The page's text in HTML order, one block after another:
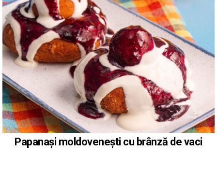
Papanași moldovenești cu brânză de vaci